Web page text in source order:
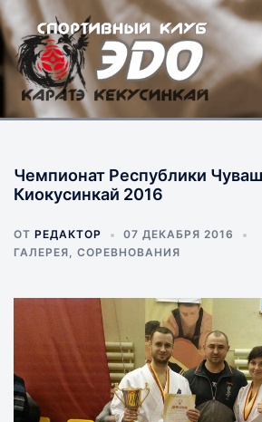
Перейти
к
содержимому
Чемпионат Республики
Киокусинкай 2016
ОТ РЕДАКТОР
07 ДЕКАБРЯ 2016
ГАЛЕРЕЯ, СОРЕВНОВАНИЯ